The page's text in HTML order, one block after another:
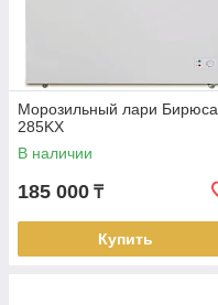
Морозильный лари Бирюса
285KX
В наличии
185 000 ₸
Купить